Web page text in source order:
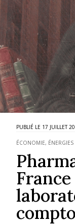
17 JUILLET
ÉCONOMIE, ÉNERGIES